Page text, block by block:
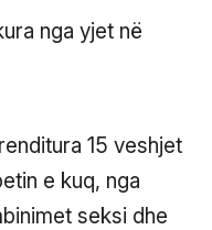
15 veshjet
e kuq, nga
seksi dhe